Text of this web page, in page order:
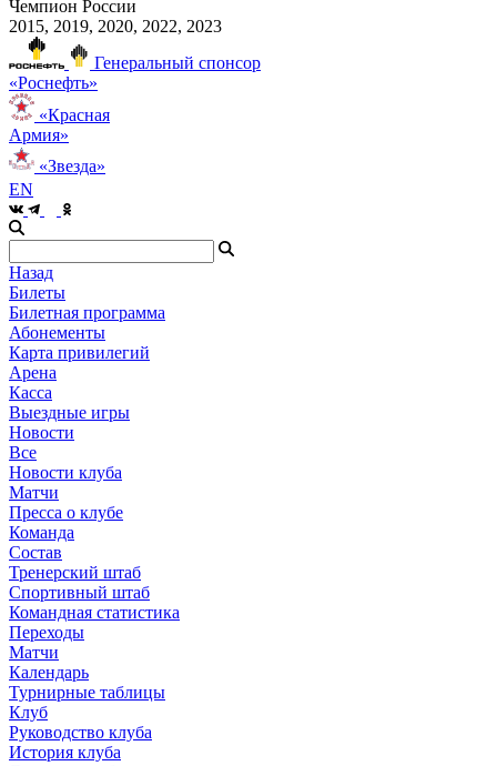
Чемпион России
2015, 2019, 2020, 2022, 2023
Генеральный спонсор
«Роснефть»
«Красная
Армия»
«Звезда»
EN
Назад
Билеты
Билетная программа
Абонементы
Карта привилегий
Арена
Касса
Выездные игры
Новости
Все
Новости клуба
Матчи
Пресса о клубе
Команда
Состав
Тренерский штаб
Спортивный штаб
Командная статистика
Переходы
Матчи
Календарь
Турнирные таблицы
Клуб
Руководство клуба
История клуба